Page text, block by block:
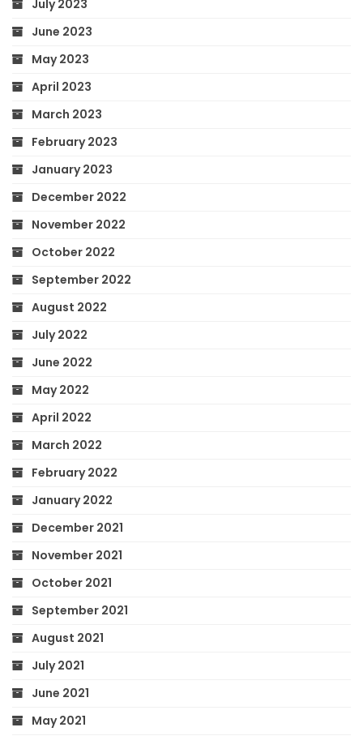
July 2023
June 2023
May 2023
April 2023
March 2023
February 2023
January 2023
December 2022
November 2022
October 2022
September 2022
August 2022
July 2022
June 2022
May 2022
April 2022
March 2022
February 2022
January 2022
December 2021
November 2021
October 2021
September 2021
August 2021
July 2021
June 2021
May 2021